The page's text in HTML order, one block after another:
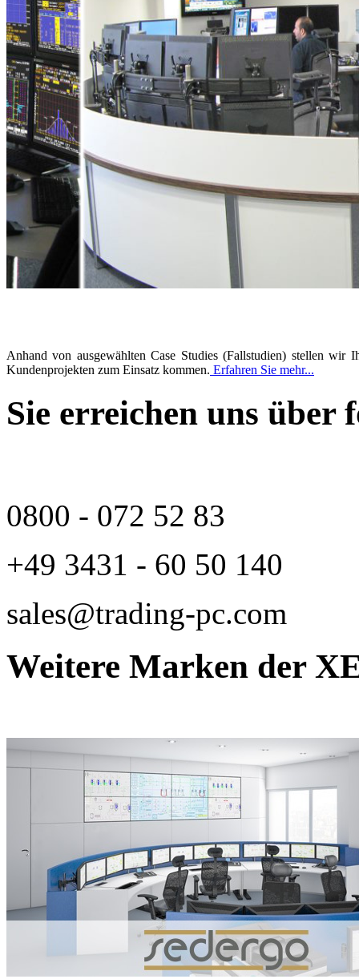
Anhand von ausgewählten Case Studies (Fallstudien) stellen wir
Kundenprojekten zum Einsatz kommen. Erfahren Sie mehr...
Sie erreichen uns über
0800 - 072 52 83
+49 3431 - 60 50 140
sales@trading-pc.com
Weitere Marken der